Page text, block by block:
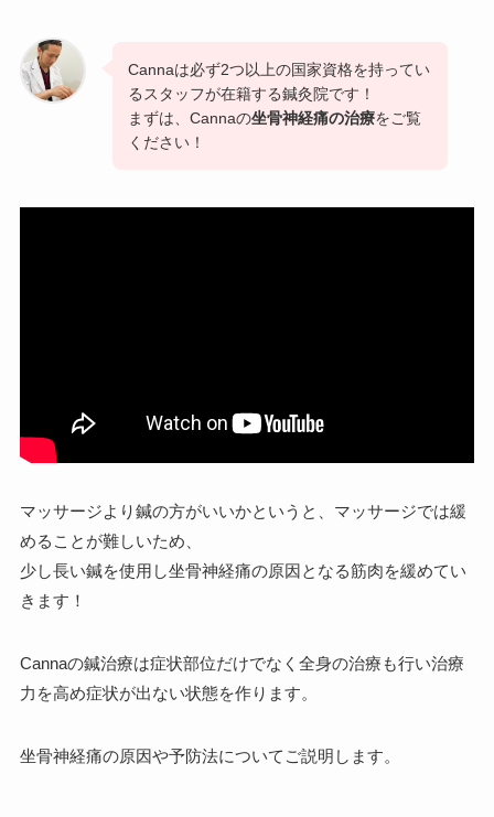
Cannaは必ず2つ以上の国家資格を持ってい
るスタッフが在籍する鍼灸院です！
まずは、Cannaの坐骨神経痛の治療をご覧
ください！
マッサージより鍼の方がいいかというと、マッサージでは緩
めることが難しいため、
少し長い鍼を使用し坐骨神経痛の原因となる筋肉を緩めてい
きます！
Cannaの鍼治療は症状部位だけでなく全身の治療も行い治療
力を高め症状が出ない状態を作ります。
坐骨神経痛の原因や予防法についてご説明します。